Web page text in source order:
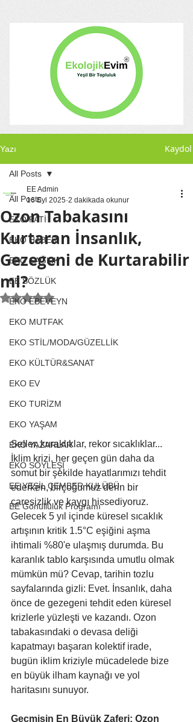
Yazı Kaydol
All Posts
EKO PATİ
EKO HABER
EKO SAĞLIK
EE SÖZLÜK
EKO EBEVEYN
EKO MUTFAK
EKO STİL/MODA/GÜZELLİK
EKO KÜLTÜR&SANAT
EKO EV
EKO TURİZM
EKO YAŞAM
EKO YAZARLAR
EKO SÖYLEŞİ
EE YEŞİL ÇEMBER KULÜBÜ
EE Gönüllülük Programı
All Posts
Ozon Tabakasını
Kurtaran İnsanlık,
Gezegeni de Kurtarabilir
mi?
EE Admin
16 Eyl 2025 2 dakikada okunur
5 üzerinden NaN yıldız
Seller, kuraklıklar, rekor sıcaklıklar...
İklim krizi, her geçen gün daha da
somut bir şekilde hayatlarımızı tehdit
ederken, birçoğumuz derin bir
çaresizlik ve kaygı hissediyoruz.
Gelecek 5 yıl içinde küresel sıcaklık
artışının kritik 1.5°C eşiğini aşma
ihtimali %80'e ulaşmış durumda. Bu
karanlık tablo karşısında umutlu olmak
mümkün mü? Cevap, tarihin tozlu
sayfalarında gizli: Evet. İnsanlık, daha
önce de gezegeni tehdit eden küresel
krizlerle yüzleşti ve kazandı. Ozon
tabakasındaki o devasa deliği
kapatmayı başaran kolektif irade,
bugün iklim kriziyle mücadelede bize
en büyük ilham kaynağı ve yol
haritasını sunuyor.
Geçmişin En Büyük Zaferi: Ozon